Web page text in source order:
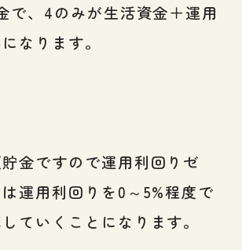
で、4のみが生活資金＋運用
なります。
金ですので運用利回りゼ
運用利回りを0～5%程度で
ていくことになります。